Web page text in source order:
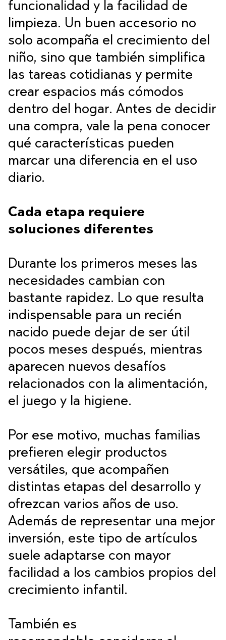
funcionalidad y la facilidad de
limpieza. Un buen accesorio no
solo acompaña el crecimiento del
niño, sino que también simplifica
las tareas cotidianas y permite
crear espacios más cómodos
dentro del hogar. Antes de decidir
una compra, vale la pena conocer
qué características pueden
marcar una diferencia en el uso
diario.
Cada etapa requiere
soluciones diferentes
Durante los primeros meses las
necesidades cambian con
bastante rapidez. Lo que resulta
indispensable para un recién
nacido puede dejar de ser útil
pocos meses después, mientras
aparecen nuevos desafíos
relacionados con la alimentación,
el juego y la higiene.
Por ese motivo, muchas familias
prefieren elegir productos
versátiles, que acompañen
distintas etapas del desarrollo y
ofrezcan varios años de uso.
Además de representar una mejor
inversión, este tipo de artículos
suele adaptarse con mayor
facilidad a los cambios propios del
crecimiento infantil.
También es